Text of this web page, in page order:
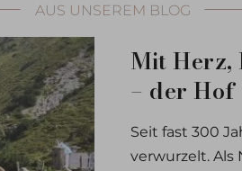
AUS UNSEREM BLOG
Mit Herz,
– der
Seit fast 300
verwurzelt.